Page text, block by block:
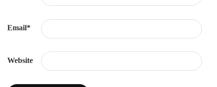
Email*
Website